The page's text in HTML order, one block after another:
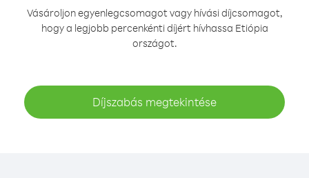
Vásároljon egyenlegcsomagot vagy hívási díjcsomagot,
hogy a legjobb percenkénti díjért hívhassa Etiópia
országot.
Díjszabás megtekintése